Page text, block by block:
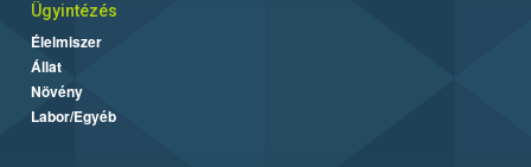
Ügyintézés
Élelmiszer
Állat
Növény
Labor/Egyéb